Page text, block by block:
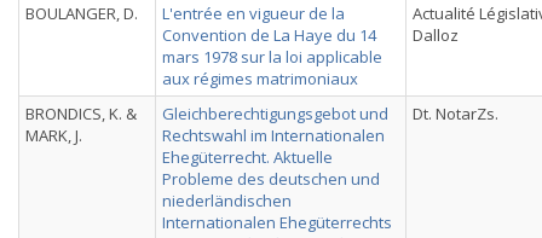
BOULANGER, D.
L'entrée en vigueur de la
Convention de La Haye du 14
mars 1978 sur la loi applicable
aux régimes matrimoniaux
Actualité
Dalloz
BRONDICS, K. &
MARK, J.
Gleichberechtigungsgebot und
Rechtswahl im Internationalen
Ehegüterrecht. Aktuelle
Probleme des deutschen und
niederländischen
Internationalen Ehegüterrechts
Dt. NotarZs.